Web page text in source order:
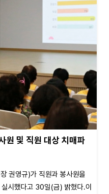
원 및 직원 대상 치매파
권영규)가 직원과 봉사원을
시했다고 30일(금) 밝혔다.이